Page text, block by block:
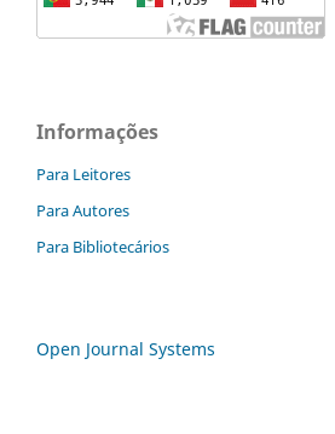
Informações
Para Leitores
Para Autores
Para Bibliotecários
Open Journal Systems